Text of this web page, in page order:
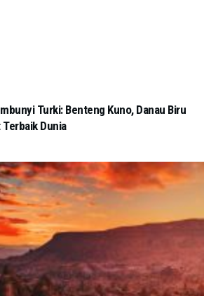
Turki: Benteng Kuno, Danau Biru
Dunia